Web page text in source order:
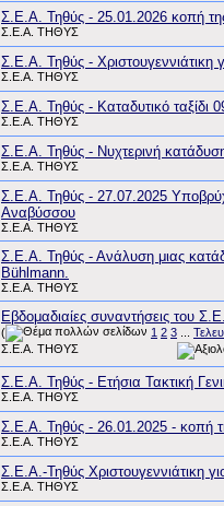
Σ.Ε.Α. Τηθύς - 25.01.2026 κοπή
Σ.Ε.Α. ΤΗΘΥΣ
Σ.Ε.Α. Τηθύς - Χριστουγεννιάτικη
Σ.Ε.Α. ΤΗΘΥΣ
Σ.Ε.Α. Τηθύς - Καταδυτικό ταξίδι
Σ.Ε.Α. ΤΗΘΥΣ
Σ.Ε.Α. Τηθύς - Νυχτερινή
Σ.Ε.Α. ΤΗΘΥΣ
Σ.Ε.Α. Τηθύς - 27.07.2025
Αναβύσσου
Σ.Ε.Α. ΤΗΘΥΣ
Σ.Ε.Α. Τηθύς - Ανάλυση μιας
Bühlmann.
Σ.Ε.Α. ΤΗΘΥΣ
Εβδομαδιαίες συναντήσεις του
( 1 2 3
Σ.Ε.Α. ΤΗΘΥΣ
Σ.Ε.Α. Τηθύς - Ετήσια Τακτική
Σ.Ε.Α. ΤΗΘΥΣ
Σ.Ε.Α. Τηθύς - 26.01.2025 - κοπή
Σ.Ε.Α. ΤΗΘΥΣ
Σ.Ε.Α.-Τηθύς Χριστουγεννιάτικη
Σ.Ε.Α. ΤΗΘΥΣ